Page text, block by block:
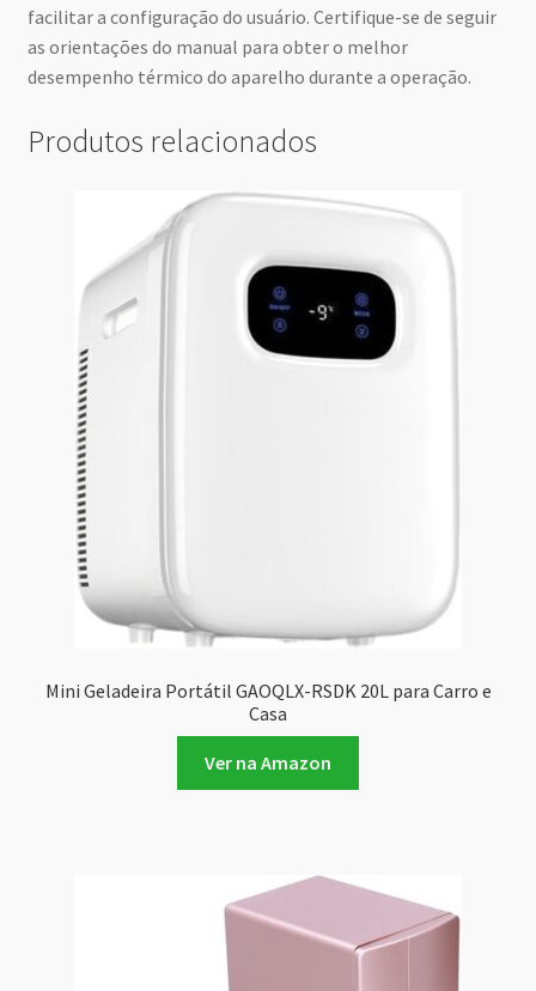
facilitar a configuração do usuário. Certifique-se de seguir
as orientações do manual para obter o melhor
desempenho térmico do aparelho durante a operação.
Produtos relacionados
Mini Geladeira Portátil GAOQLX-RSDK 20L para Carro e
Casa
Ver na Amazon